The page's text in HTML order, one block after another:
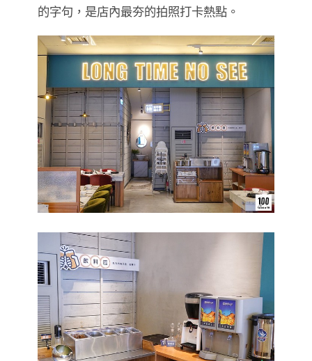
的字句，是店內最夯的拍照打卡熱點。